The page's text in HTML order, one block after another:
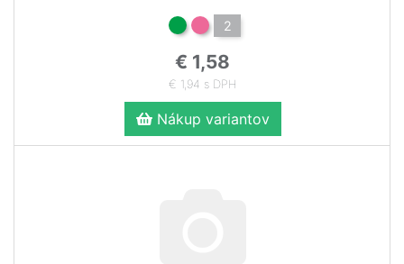
2
€ 1,58
€ 1,94 s DPH
Nákup variantov